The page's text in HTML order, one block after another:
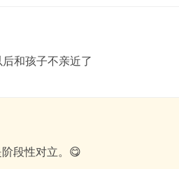
和孩子不亲近了
段性对立。😋